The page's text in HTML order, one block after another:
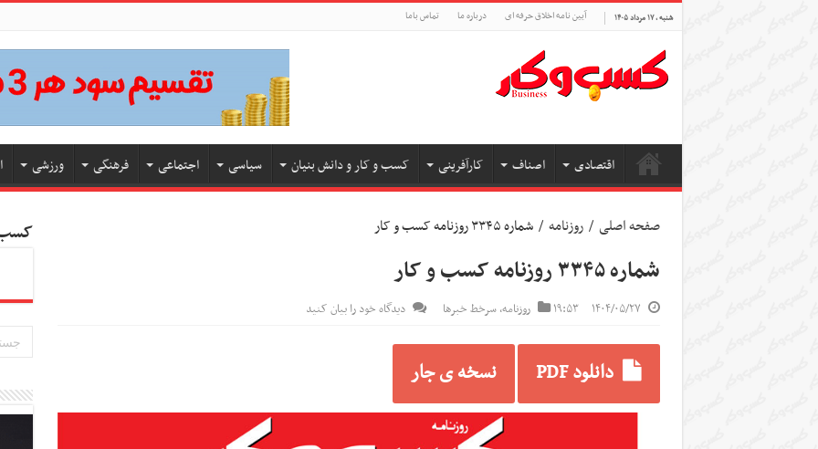
شنبه , ۱۷ مرداد ۱۴۰۵ آیین نامه اخلاق حرفه ای درباره ما تماس باما
اقتصادی اصناف کارآفرینی کسب و کار و دانش بنیان سیاسی اجتماعی فرهنگی ورزشی
صفحه اصلی / روزنامه / شماره ۳۳۴۵ روزنامه کسب و کار
شماره ۳۳۴۵ روزنامه کسب و کار
۱۴۰۴/۰۵/۲۷ ۱۹:۵۳ روزنامه,سرخط خبرها دیدگاه خود را بیان کنید
دانلود PDF نسخه ی جار
کسب